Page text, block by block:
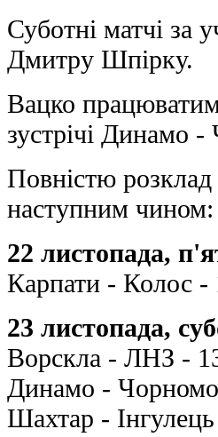
Суботні матчі за
Дмитру Шпірку.
Вацко
зустрічі Динамо
Повністю розклад
наступним чином:
22 листопада,
Карпати - Колос
23 листопада,
Ворскла - ЛНЗ -
Динамо -
Шахтар -